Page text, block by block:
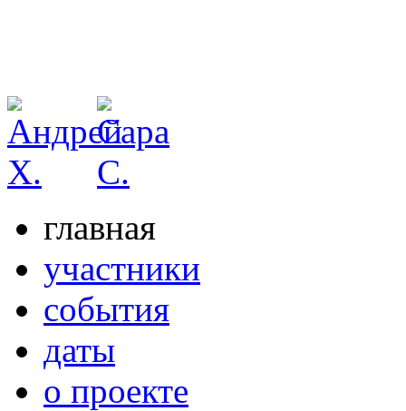
главная
участники
события
даты
о проекте